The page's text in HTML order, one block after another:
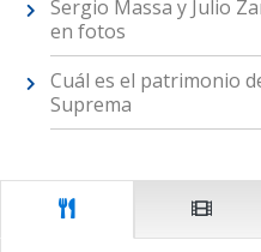
Sergio Massa y Julio
en fotos
Cuál es el patrimonio
Suprema